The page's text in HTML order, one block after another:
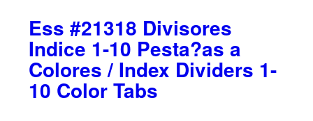
Ess #21318 Divisores
Indice 1-10 Pesta?as a
Colores / Index Dividers 1-
10 Color Tabs